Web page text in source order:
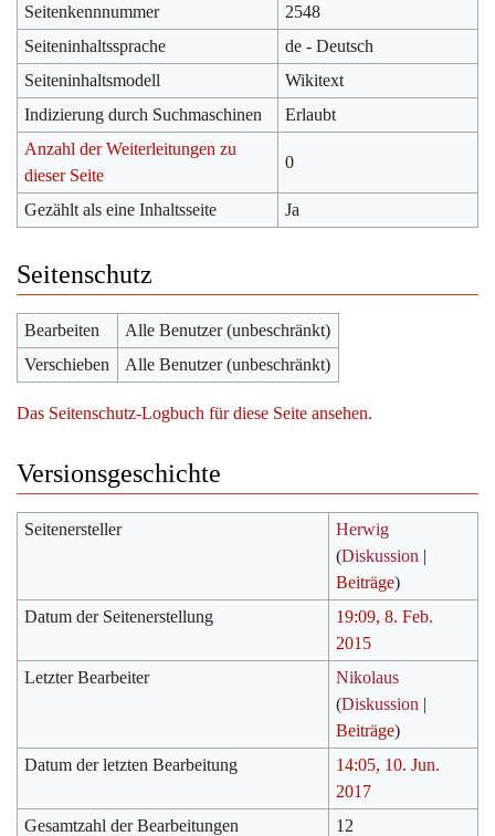
Seitenkennnummer
2548
Seiteninhaltssprache
de - Deutsch
Seiteninhaltsmodell
Wikitext
Indizierung durch Suchmaschinen
Erlaubt
Anzahl der Weiterleitungen zu
dieser Seite
0
Gezählt als eine Inhaltsseite Ja
Seitenschutz
Bearbeiten
Alle Benutzer (unbeschränkt)
Verschieben
Alle Benutzer (unbeschränkt)
Das Seitenschutz-Logbuch für diese Seite ansehen.
Versionsgeschichte
Seitenersteller
Herwig
(Diskussion |
Beiträge)
Datum der Seitenerstellung
19:09, 8. Feb.
2015
Letzter Bearbeiter
Nikolaus
(Diskussion |
Beiträge)
Datum der letzten Bearbeitung
14:05, 10. Jun.
2017
Gesamtzahl der Bearbeitungen
12